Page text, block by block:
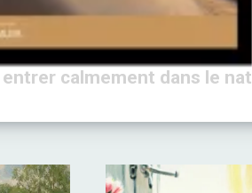
calmement dans le